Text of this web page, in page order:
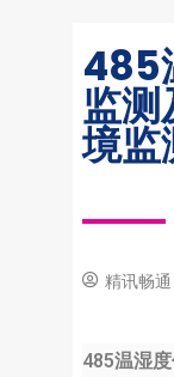
485
监测
境监
精讯畅通
485温湿